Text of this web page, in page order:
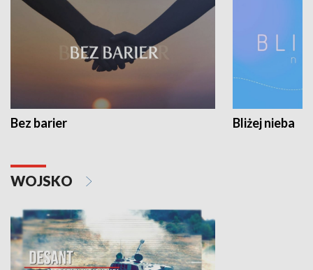
Bez barier Bliżej nieba
WOJSKO